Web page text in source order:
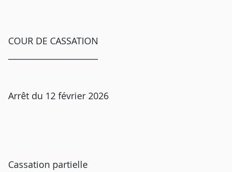
COUR DE CASSATION
Arrêt du 12 février 2026
Cassation partielle